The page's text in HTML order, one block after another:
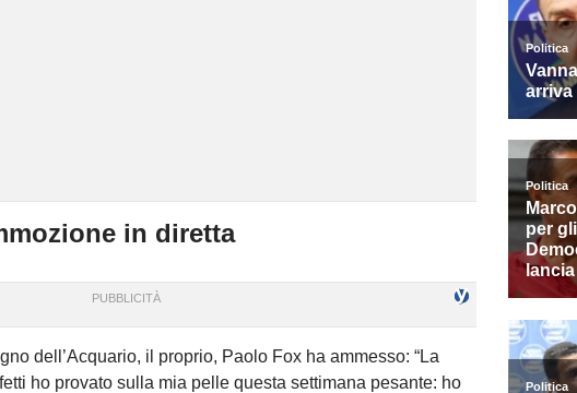
in diretta
dell’Acquario, il proprio, Paolo Fox ha ammesso: “La
ho provato sulla mia pelle questa settimana pesante: ho